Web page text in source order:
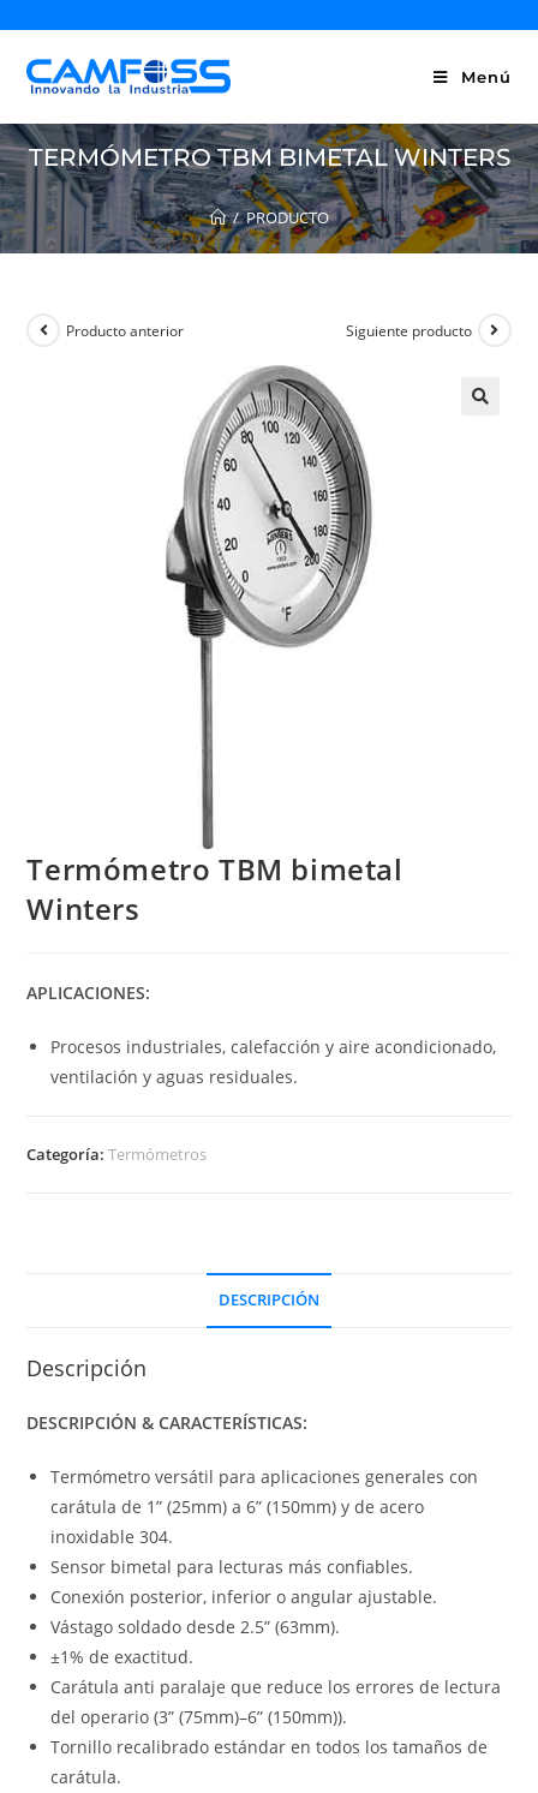
Menú
TERMÓMETRO TBM BIMETAL WINTERS
/ PRODUCTO
Producto anterior Siguiente producto
Termómetro TBM bimetal
Winters
APLICACIONES:
Procesos industriales, calefacción y aire acondicionado,
ventilación y aguas residuales.
Categoría:Termómetros
DESCRIPCIÓN
Descripción
DESCRIPCIÓN & CARACTERÍSTICAS:
Termómetro versátil para aplicaciones generales con
carátula de 1” (25mm) a 6” (150mm) y de acero
inoxidable 304.
Sensor bimetal para lecturas más confiables.
Conexión posterior, inferior o angular ajustable.
Vástago soldado desde 2.5” (63mm).
±1% de exactitud.
Carátula anti paralaje que reduce los errores de lectura
del operario (3” (75mm)–6” (150mm)).
Tornillo recalibrado estándar en todos los tamaños de
carátula.